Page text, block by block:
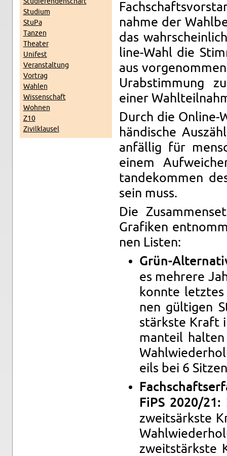
Studium
StuPa
Tanzen
The­ater
Unifest
Ve­r­anstal­tung
Vor­trag
Wahlen
Wis­senschaft
Wohnen
Z10
Zivilk­lausel
nahme der
das
line-Wahl die
aus
Urab­stim­mung
einer
Durch die On­line-
händis­che
anfällig für
einem
tandekom­men
sein muss.
Die
Grafiken
nen Lis­ten:
Grün-
es mehrere
kon­nte
nen gülti­gen
stärkste Kraft
man­teil
eils bei 6
FiPS 2020/21:
zweitsärkste
zweitstärkste